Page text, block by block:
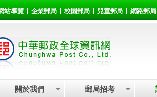
站導覽 企業郵局 校園郵局 兒童郵局 網路郵局
關於我們 郵局招考